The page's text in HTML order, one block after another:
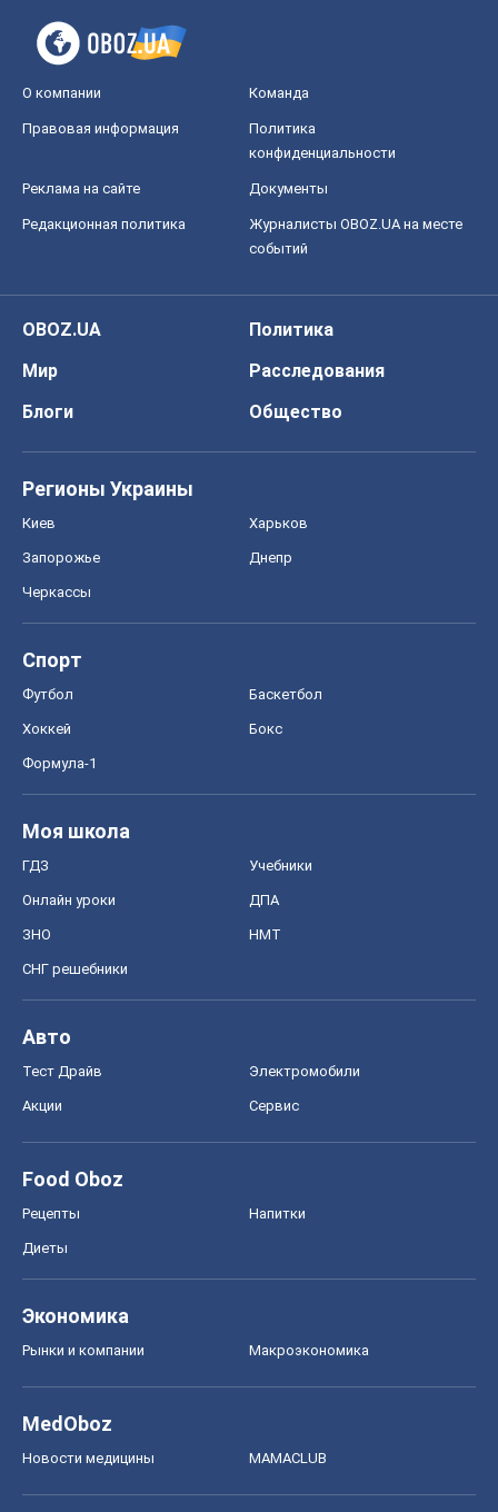
О компании Команда
Правовая информация
Политика
конфиденциальности
Реклама на сайте Документы
Редакционная политика
Журналисты OBOZ.UA на месте
событий
OBOZ.UA
Политика
Мир
Расследования
Блоги
Общество
Регионы Украины
Киев Харьков
Запорожье Днепр
Черкассы
Спорт
Футбол Баскетбол
Хоккей Бокс
Формула-1
Моя школа
ГДЗ Учебники
Онлайн уроки ДПА
ЗНО НМТ
СНГ решебники
Авто
Тест Драйв Электромобили
Акции Сервис
Food Oboz
Рецепты Напитки
Диеты
Экономика
Рынки и компании Mакроэкономика
MedOboz
Новости медицины MAMACLUB